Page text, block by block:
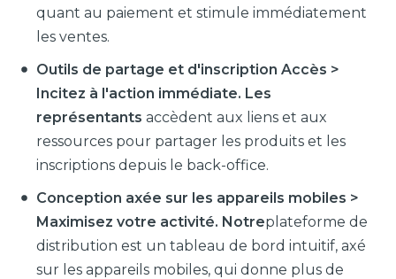
quant au paiement et stimule immédiatement
les ventes.
Outils de partage et d'inscription Accès >
Incitez à l'action immédiate. Les
représentants accèdent aux liens et aux
ressources pour partager les produits et les
inscriptions depuis le back-office.
Conception axée sur les appareils mobiles >
Maximisez votre activité. Notreplateforme de
distribution est un tableau de bord intuitif, axé
sur les appareils mobiles, qui donne plus de